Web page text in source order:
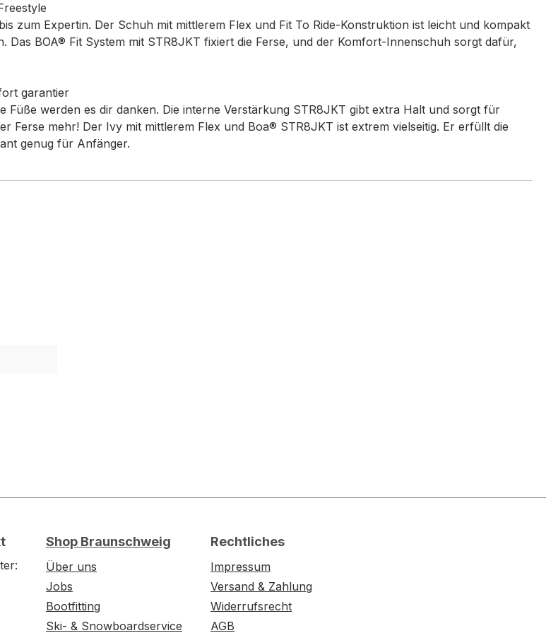
zum Expertin. Der Schuh mit mittlerem Flex und Fit To Ride-Konstruktion ist leicht und kompakt
BOA® Fit System mit STR8JKT fixiert die Ferse, und der Komfort-Innenschuh sorgt dafür,
garantier
werden es dir danken. Die interne Verstärkung STR8JKT gibt extra Halt und sorgt für
Ferse mehr! Der Ivy mit mittlerem Flex und Boa® STR8JKT ist extrem vielseitig. Er erfüllt die
genug für Anfänger.
Shop Braunschweig
Über uns
Jobs
Bootfitting
Ski- & Snowboardservice
Rechtliches
Impressum
Versand & Zahlung
Widerrufsrecht
AGB